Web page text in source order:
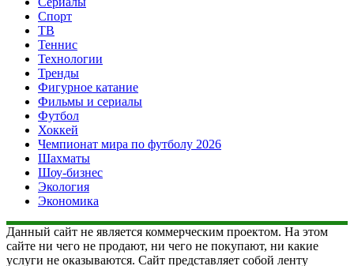
Спорт
ТВ
Теннис
Технологии
Тренды
Фигурное катание
Фильмы и сериалы
Футбол
Хоккей
Чемпионат мира по футболу 2026
Шахматы
Шоу-бизнес
Экология
Экономика
Данный сайт не является коммерческим проектом. На этом
сайте ни чего не продают, ни чего не покупают, ни какие
услуги не оказываются. Сайт представляет собой ленту